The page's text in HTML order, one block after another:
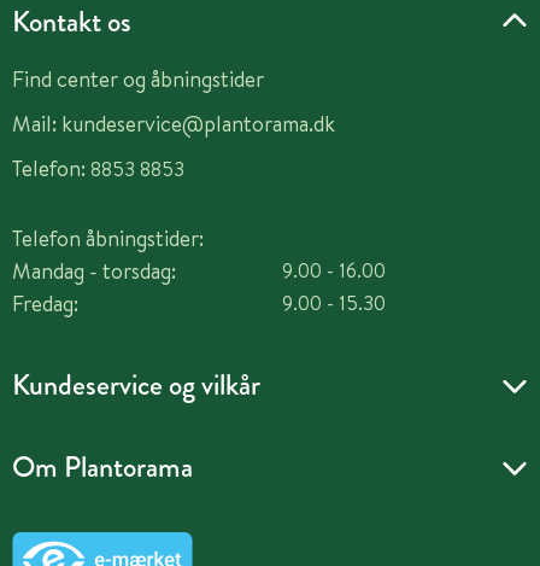
Kontakt os
Find center og åbningstider
Mail: kundeservice@plantorama.dk
Telefon: 8853 8853
Telefon åbningstider:
Mandag - torsdag:
Fredag:
9.00 - 16.00
9.00 - 15.30
Kundeservice og vilkår
Om Plantorama